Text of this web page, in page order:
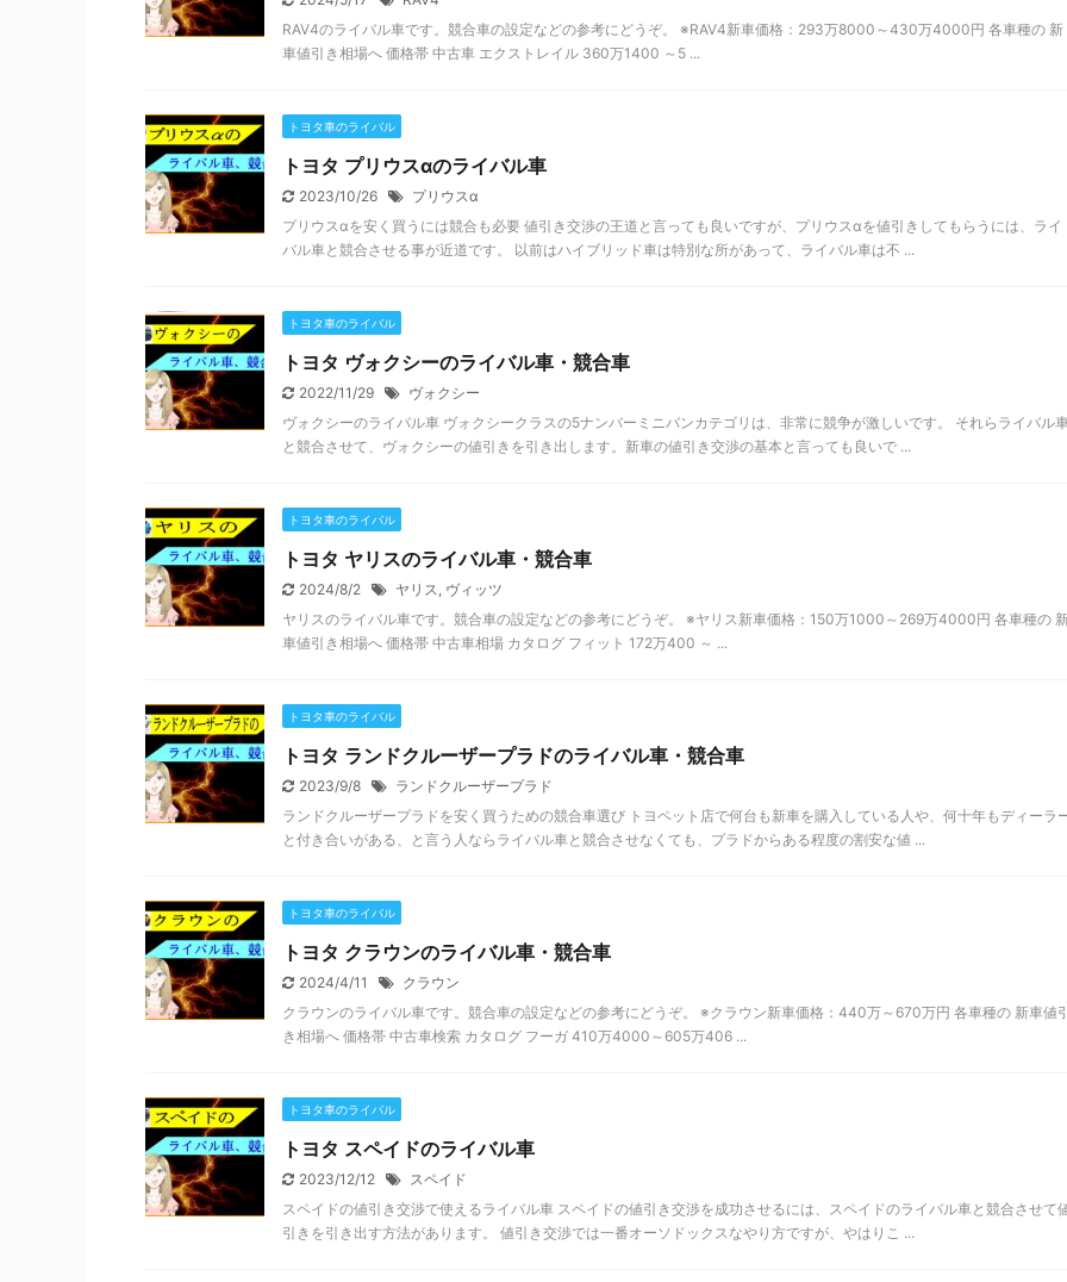
RAV4のライバル車です。競合車の設定などの参考にどうぞ。 ※RAV4新車価格：293万8000～430万4000円 各車種の 新
車値引き相場へ 価格帯 中古車 エクストレイル 360万1400 ～5 ...
トヨタ車のライバル
トヨタ プリウスαのライバル車
2023/10/26
プリウスα
プリウスαを安く買うには競合も必要 値引き交渉の王道と言っても良いですが、プリウスαを値引きしてもらうには、ライ
バル車と競合させる事が近道です。 以前はハイブリッド車は特別な所があって、ライバル車は不 ...
トヨタ車のライバル
トヨタ ヴォクシーのライバル車・競合車
2022/11/29
ヴォクシー
ヴォクシーのライバル車 ヴォクシークラスの5ナンバーミニバンカテゴリは、非常に競争が激しいです。 それらライバル
と競合させて、ヴォクシーの値引きを引き出します。新車の値引き交渉の基本と言っても良いで ...
トヨタ車のライバル
トヨタ ヤリスのライバル車・競合車
2024/8/2 ヤリス ヴィッツ
ヤリスのライバル車です。競合車の設定などの参考にどうぞ。 ※ヤリス新車価格：150万1000～269万4000円 各車種の
車値引き相場へ 価格帯 中古車相場 カタログ フィット 172万400 ～ ...
トヨタ車のライバル
トヨタ ランドクルーザープラドのライバル車・競合車
2023/9/8
ランドクルーザープラド
ランドクルーザープラドを安く買うための競合車選び トヨペット店で何台も新車を購入している人や、何十年もディーラ
と付き合いがある、と言う人ならライバル車と競合させなくても、プラドからある程度の割安な値 ...
トヨタ車のライバル
トヨタ クラウンのライバル車・競合車
2024/4/11
クラウン
クラウンのライバル車です。競合車の設定などの参考にどうぞ。 ※クラウン新車価格：440万～670万円 各車種の 新車値
き相場へ 価格帯 中古車検索 カタログ フーガ 410万4000～605万406 ...
トヨタ車のライバル
トヨタ スペイドのライバル車
2023/12/12
スペイド
スペイドの値引き交渉で使えるライバル車 スペイドの値引き交渉を成功させるには、スペイドのライバル車と競合させて
引きを引き出す方法があります。 値引き交渉では一番オーソドックスなやり方ですが、やはりこ ...